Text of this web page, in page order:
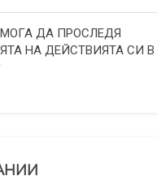
ДА ПРОСЛЕДЯ
НА ДЕЙСТВИЯТА СИ В